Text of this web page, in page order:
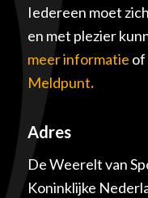
Iedereen moet
en met plezier
meer informatie of
Meldpunt.
Adres
De Weerelt van
Koninklijke